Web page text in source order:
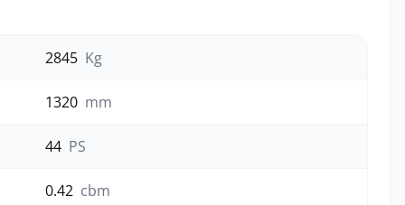
2845 Kg
1320 mm
44 PS
0.42 cbm